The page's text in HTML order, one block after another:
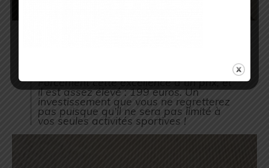
est aussi une qualité
Forcément cette excellence a un prix, et
il est assez élevé : 199 euros. Un
investissement que vous ne regretterez
pas puisque qu’il ne sera pas limité à
vos seules activités sportives !